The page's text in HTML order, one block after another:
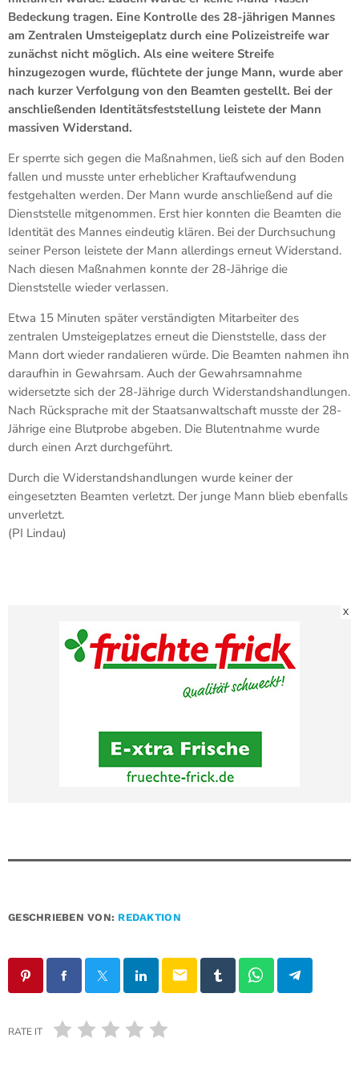
Bedeckung tragen. Eine Kontrolle des 28-jährigen Mannes
am Zentralen Umsteigeplatz durch eine Polizeistreife war
zunächst nicht möglich. Als eine weitere Streife
hinzugezogen wurde, flüchtete der junge Mann, wurde aber
nach kurzer Verfolgung von den Beamten gestellt. Bei der
anschließenden Identitätsfeststellung leistete der Mann
massiven Widerstand.
Er sperrte sich gegen die Maßnahmen, ließ sich auf den Boden
fallen und musste unter erheblicher Kraftaufwendung
festgehalten werden. Der Mann wurde anschließend auf die
Dienststelle mitgenommen. Erst hier konnten die Beamten die
Identität des Mannes eindeutig klären. Bei der Durchsuchung
seiner Person leistete der Mann allerdings erneut Widerstand.
Nach diesen Maßnahmen konnte der 28-Jährige die
Dienststelle wieder verlassen.
Etwa 15 Minuten später verständigten Mitarbeiter des
zentralen Umsteigeplatzes erneut die Dienststelle, dass der
Mann dort wieder randalieren würde. Die Beamten nahmen ihn
daraufhin in Gewahrsam. Auch der Gewahrsamnahme
widersetzte sich der 28-Jährige durch Widerstandshandlungen.
Nach Rücksprache mit der Staatsanwaltschaft musste der 28-
Jährige eine Blutprobe abgeben. Die Blutentnahme wurde
durch einen Arzt durchgeführt.
Durch die Widerstandshandlungen wurde keiner der
eingesetzten Beamten verletzt. Der junge Mann blieb ebenfalls
unverletzt.
(PI Lindau)
X
GESCHRIEBEN VON: REDAKTION
email
RATE IT